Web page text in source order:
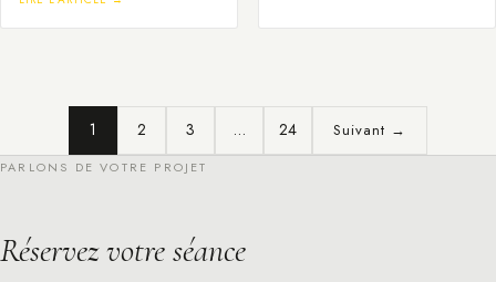
1 2 3 … 24 Suivant →
PARLONS DE VOTRE PROJET
Réservez votre séance